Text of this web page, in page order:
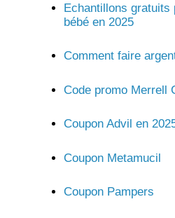
Echantillons gratuits
bébé en 2025
Comment faire
Code promo Merrell
Coupon Advil en
Coupon Metamucil
Coupon Pampers